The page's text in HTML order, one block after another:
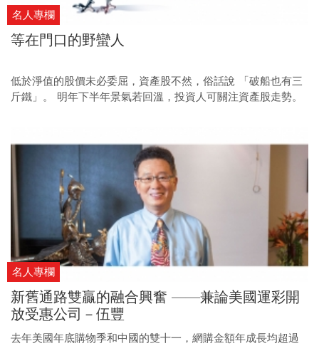
名人專欄
等在門口的野蠻人
低於淨值的股價未必委屈，資產股不然，俗話說 「破船也有三
斤鐵」。 明年下半年景氣若回溫，投資人可關注資產股走勢。
名人專欄
新舊通路雙贏的融合興奮 ——兼論美國運彩開
放受惠公司－伍豐
去年美國年底購物季和中國的雙十一，網購金額年成長均超過